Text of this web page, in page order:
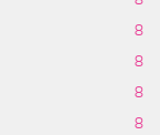
8
8
8
8